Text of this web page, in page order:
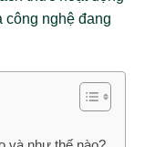
nghệ đang